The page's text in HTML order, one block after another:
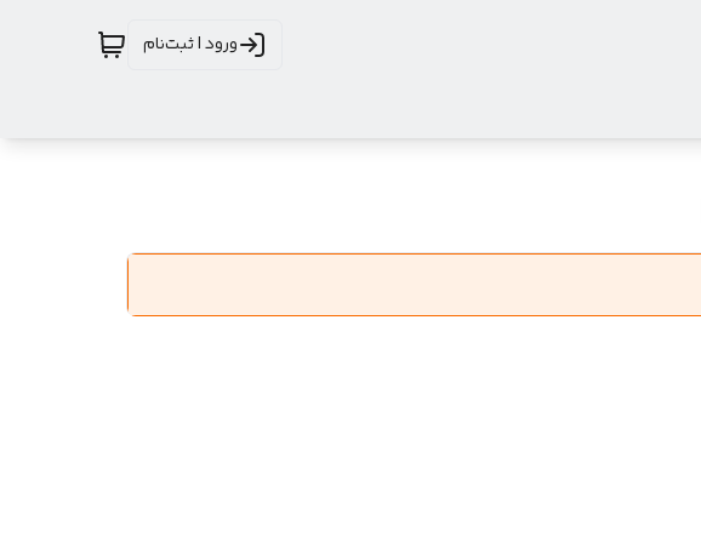
ورود | ثبت‌نام